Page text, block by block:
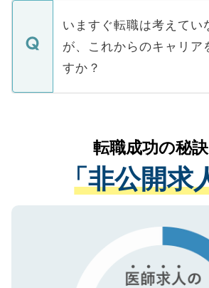
に、医療機関が求める条件
みを人材紹介会社に依頼す
ています。
の辞退の連絡はキャリアパ
個人情報が漏えいすること
で、ご安心ください。当サ
などで収集したご登録者様
ご本人のキャリアアップお
支援を目的に使用いたしま
ているすべての個人データ
は、個人情報の取り扱いに
管理基準を満たした事業者
る、プライバシーマークを
で、機密保持に関してもご
いますぐ転職は考えてい
が、これからのキャリア
すか？
かがいして、現在の医療機
経験をまじえながら、適切
させていただきます。すぐ
ない方には、長期的なサポ
ので、まずはご登録くださ
転職成功の秘
「非公開求